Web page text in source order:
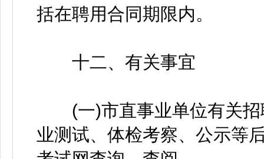
括在聘用合同期限内。
十二、有关事宜
(一)市直事业单位有关招
业测试、体检考察、公示等